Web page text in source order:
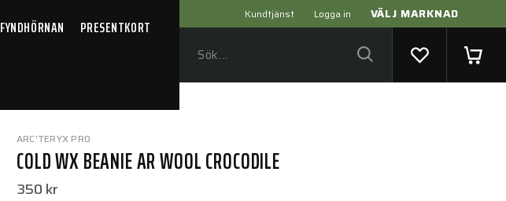
Kundtjänst Logga in VÄLJ MARKNAD
FYNDHÖRNAN PRESENTKORT
ARC'TERYX PRO
COLD WX BEANIE AR WOOL CROCODILE
350 kr